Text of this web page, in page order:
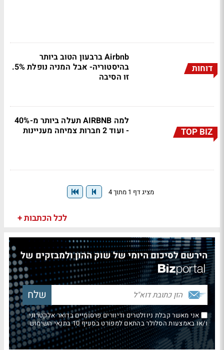
דוחות
Airbnb ברבעון הטוב ביותר
בהיסטוריה- אבל המניה נופלת 5%.
זו הסיבה
TOP BIZ
למה AIRBNB תעלה ביותר מ-40%
- ועוד 2 חברות צמיחה מעניינות
מציג דף 1 מתוך 4
לכל הכתבות +
הירשם לסיכום היומי של שוק ההון ולמבזקים של
אני מאשר קבלת ניוזלטרים ודיוורים פרסומיים בדואר אלקטרוני
ו/או באמצעות הסלולר בהתאם למפורט בסעיף 10 בתנאי השימוש